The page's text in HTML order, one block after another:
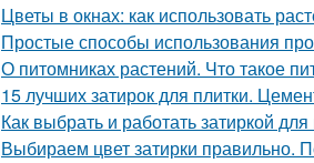
Цветы в окнах: как использовать
Простые способы использования
О питомниках растений. Что такое
15 лучших затирок для плитки.
Как выбрать и работать затиркой
Выбираем цвет затирки правильно.